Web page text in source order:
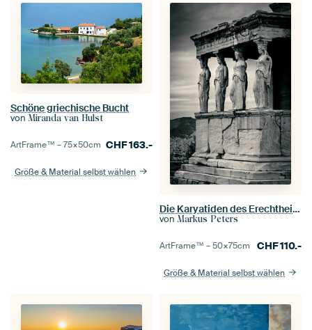
Schöne griechische Bucht
von Miranda van Hulst
ArtFrame™ –75×50cm CHF163.-
Größe & Material selbst wählen
Die Karyatiden des Erechtheion (Hochformat)
von Markus Peters
ArtFrame™ –50×75cm CHF110.-
Größe & Material selbst wählen